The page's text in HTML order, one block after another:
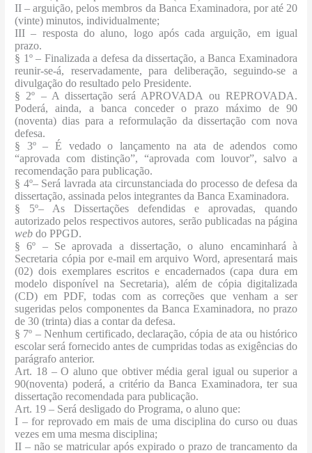
II– arguição, pelos membros da Banca Examinadora, por até 20
(vinte) minutos, individualmente;
III– resposta do aluno, logo após cada arguição, em igual
prazo.
§ 1º – Finalizada a defesa da dissertação, a Banca Examinadora
reunir-se-á, reservadamente, para deliberação, seguindo-se a
divulgação do resultado pelo Presidente.
§ 2º – A dissertação será APROVADA ou REPROVADA.
Poderá, ainda, a banca conceder o prazo máximo de 90
(noventa) dias para a reformulação da dissertação com nova
defesa.
§ 3º – É vedado o lançamento na ata de adendos como
“aprovada com distinção”, “aprovada com louvor”, salvo a
recomendação para publicação.
§ 4º– Será lavrada ata circunstanciada do processo de defesa da
dissertação, assinada pelos integrantes da Banca Examinadora.
§ 5º– As Dissertações defendidas e aprovadas, quando
autorizado pelos respectivos autores, serão publicadas na página
webdo PPGD.
§ 6º – Se aprovada a dissertação, o aluno encaminhará à
Secretaria cópia por e-mail em arquivo Word, apresentará mais
(02) dois exemplares escritos e encadernados (capa dura em
modelo disponível na Secretaria), além de cópia digitalizada
(CD) em PDF, todas com as correções que venham a ser
sugeridas pelos componentes da Banca Examinadora, no prazo
de 30 (trinta) dias a contar da defesa.
§ 7º – Nenhum certificado, declaração, cópia de ata ou histórico
escolar será fornecido antes de cumpridas todas as exigências do
parágrafo anterior.
Art. 18 – O aluno que obtiver média geral igual ou superior a
90(noventa) poderá, a critério da Banca Examinadora, ter sua
dissertação recomendada para publicação.
Art. 19– Será desligado do Programa, o aluno que:
I – for reprovado em mais de uma disciplina do curso ou duas
vezes em uma mesma disciplina;
II– não se matricular após expirado o prazo de trancamento da